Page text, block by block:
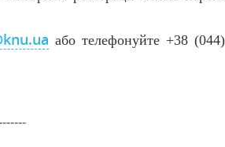
або телефонуйте +38